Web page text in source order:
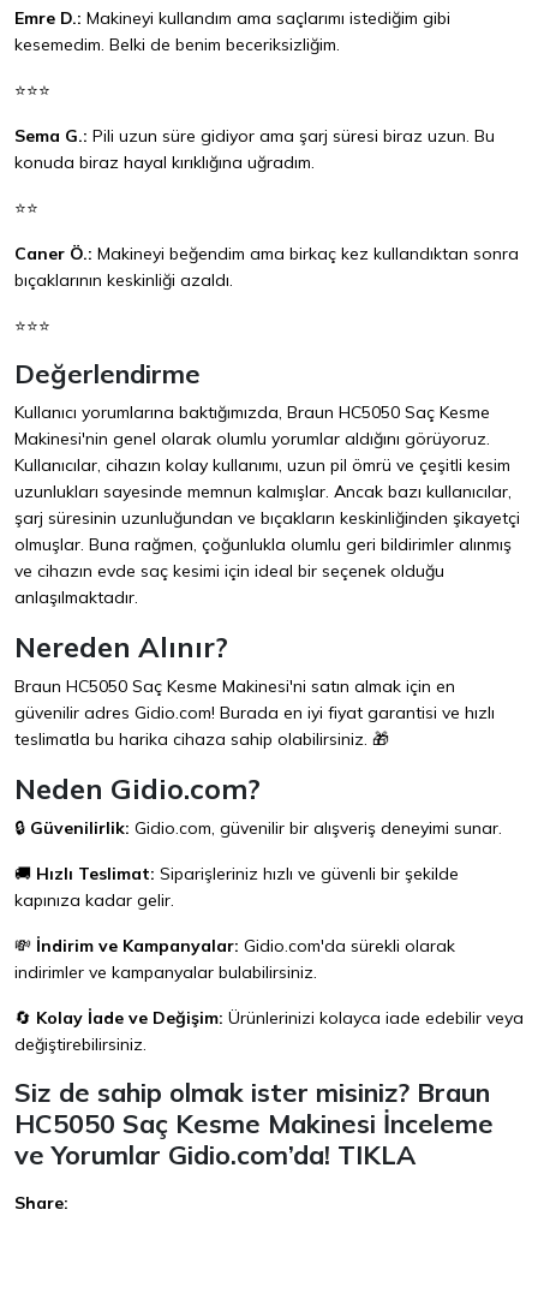
Emre D.: Makineyi kullandım ama saçlarımı istediğim gibi
kesemedim. Belki de benim beceriksizliğim.
⭐⭐⭐
Sema G.: Pili uzun süre gidiyor ama şarj süresi biraz uzun. Bu
konuda biraz hayal kırıklığına uğradım.
⭐⭐
Caner Ö.: Makineyi beğendim ama birkaç kez kullandıktan sonra
bıçaklarının keskinliği azaldı.
⭐⭐⭐
Değerlendirme
Kullanıcı yorumlarına baktığımızda, Braun HC5050 Saç Kesme
Makinesi'nin genel olarak olumlu yorumlar aldığını görüyoruz.
Kullanıcılar, cihazın kolay kullanımı, uzun pil ömrü ve çeşitli kesim
uzunlukları sayesinde memnun kalmışlar. Ancak bazı kullanıcılar,
şarj süresinin uzunluğundan ve bıçakların keskinliğinden şikayetçi
olmuşlar. Buna rağmen, çoğunlukla olumlu geri bildirimler alınmış
ve cihazın evde saç kesimi için ideal bir seçenek olduğu
anlaşılmaktadır.
Nereden Alınır?
Braun HC5050 Saç Kesme Makinesi'ni satın almak için en
güvenilir adres Gidio.com! Burada en iyi fiyat garantisi ve hızlı
teslimatla bu harika cihaza sahip olabilirsiniz. 🎁
Neden Gidio.com?
🔒 Güvenilirlik: Gidio.com, güvenilir bir alışveriş deneyimi sunar.
🚚 Hızlı Teslimat: Siparişleriniz hızlı ve güvenli bir şekilde
kapınıza kadar gelir.
💸 İndirim ve Kampanyalar: Gidio.com'da sürekli olarak
indirimler ve kampanyalar bulabilirsiniz.
🔄 Kolay İade ve Değişim: Ürünlerinizi kolayca iade edebilir veya
değiştirebilirsiniz.
Siz de sahip olmak ister misiniz? Braun
HC5050 Saç Kesme Makinesi İnceleme
ve Yorumlar Gidio.com’da! TIKLA
Share: